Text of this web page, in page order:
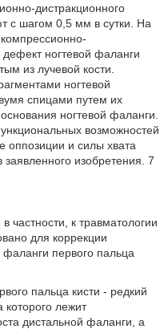
дистракционного
с шагом 0,5 мм в сутки. На
ногтевой фаланги
из лучевой кости.
ногтевой
спицами путем их
ногтевой фаланги.
возможностей
оппозиции и силы хвата
заявленного изобретения. 7
частности, к травматологии
для коррекции
первого пальца
пальца кисти - редкий
которого лежит
дистальной фаланги, а